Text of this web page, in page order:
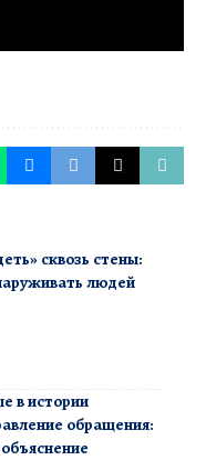
сквозь стены:
людей
в истории
обращения: